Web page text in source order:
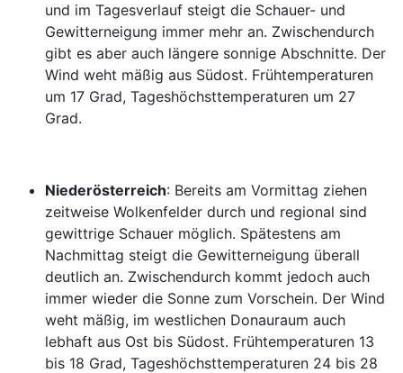
und im Tagesverlauf steigt die Schauer- und
Gewitterneigung immer mehr an. Zwischendurch
gibt es aber auch längere sonnige Abschnitte. Der
Wind weht mäßig aus Südost. Frühtemperaturen
um 17 Grad, Tageshöchsttemperaturen um 27
Grad.
Niederösterreich: Bereits am Vormittag ziehen
zeitweise Wolkenfelder durch und regional sind
gewittrige Schauer möglich. Spätestens am
Nachmittag steigt die Gewitterneigung überall
deutlich an. Zwischendurch kommt jedoch auch
immer wieder die Sonne zum Vorschein. Der Wind
weht mäßig, im westlichen Donauraum auch
lebhaft aus Ost bis Südost. Frühtemperaturen 13
bis 18 Grad, Tageshöchsttemperaturen 24 bis 28